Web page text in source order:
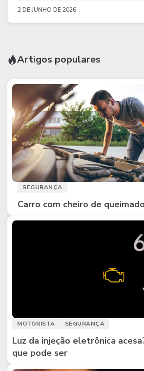
2 DE JUNHO DE 2026
Artigos populares
SEGURANÇA
Carro com cheiro de
MOTORISTA SEGURANÇA
Luz da injeção eletrônica
que pode ser